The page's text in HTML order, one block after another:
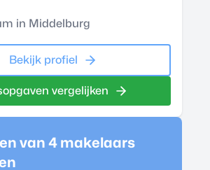
in Middelburg
Bekijk profiel
vergelijken
van 4 makelaars